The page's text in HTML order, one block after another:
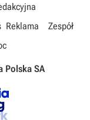
Reklama
Zespół
Polska SA